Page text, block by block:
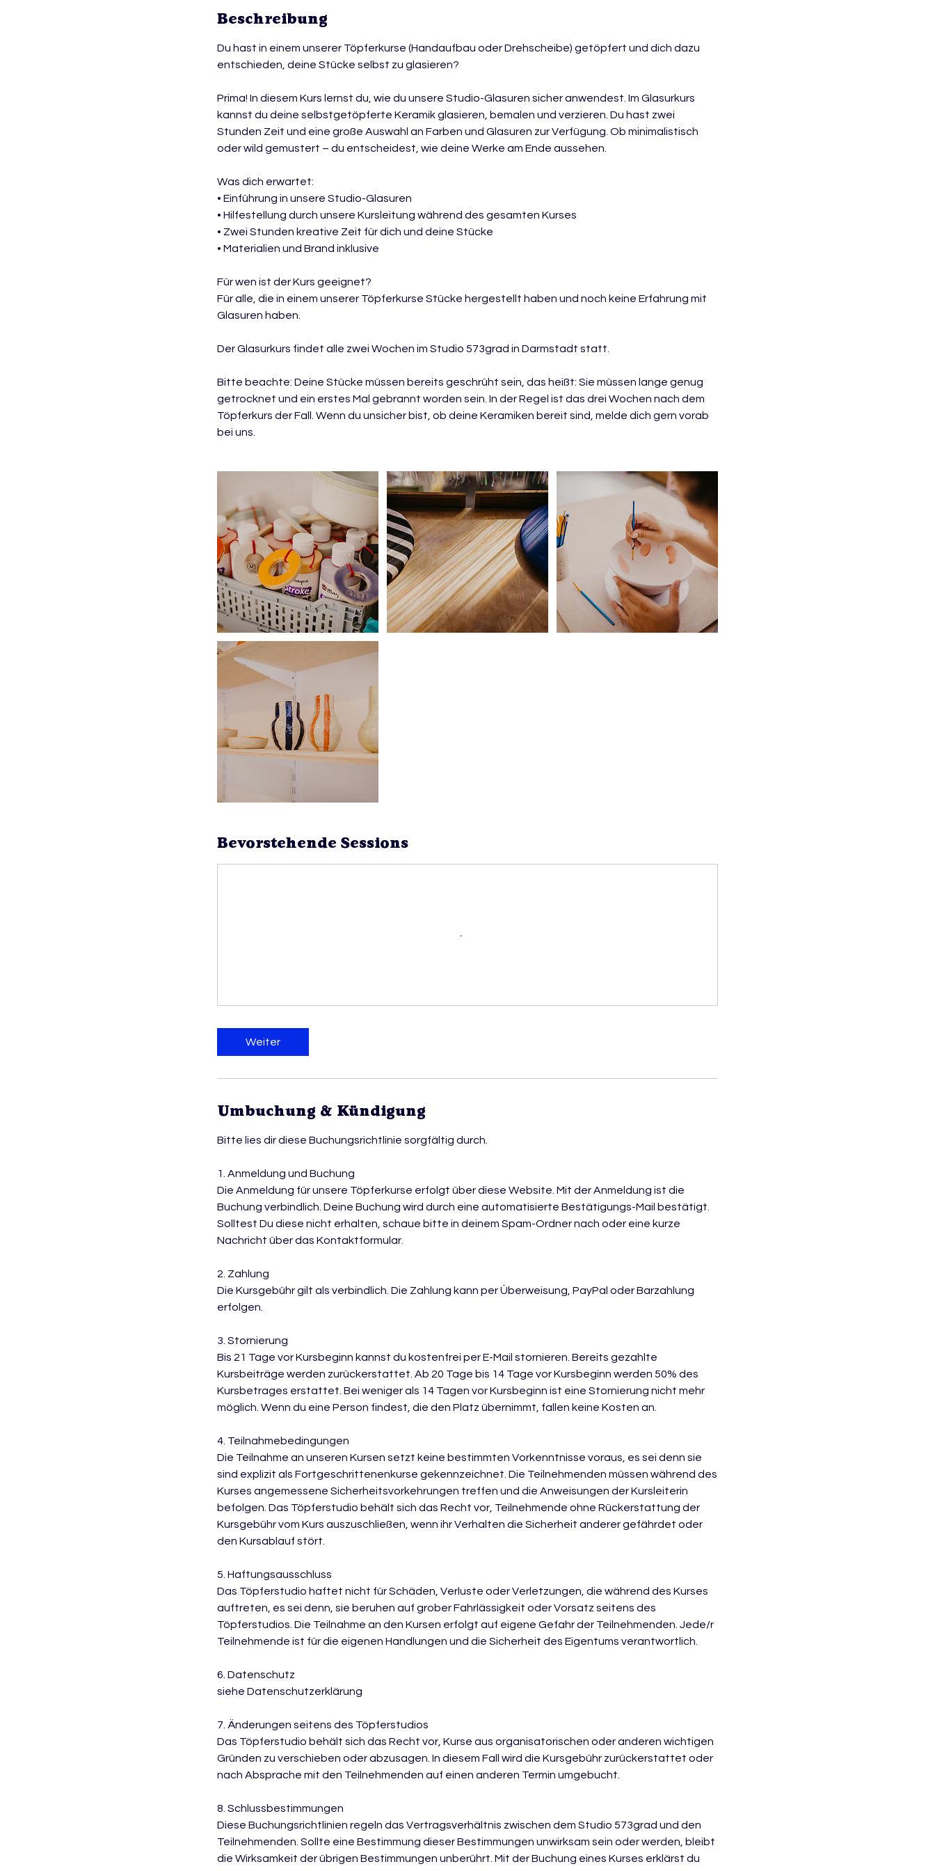
Beschreibung
Du hast in einem unserer Töpferkurse (Handaufbau oder Drehscheibe) getöpfert und dich dazu
entschieden, deine Stücke selbst zu glasieren?
Prima! In diesem Kurs lernst du, wie du unsere Studio-Glasuren sicher anwendest. Im Glasurkurs
kannst du deine selbstgetöpferte Keramik glasieren, bemalen und verzieren. Du hast zwei
Stunden Zeit und eine große Auswahl an Farben und Glasuren zur Verfügung. Ob minimalistisch
oder wild gemustert – du entscheidest, wie deine Werke am Ende aussehen.
Was dich erwartet:
• Einführung in unsere Studio-Glasuren
• Hilfestellung durch unsere Kursleitung während des gesamten Kurses
• Zwei Stunden kreative Zeit für dich und deine Stücke
• Materialien und Brand inklusive
Für wen ist der Kurs geeignet?
Für alle, die in einem unserer Töpferkurse Stücke hergestellt haben und noch keine Erfahrung mit
Glasuren haben.
Der Glasurkurs findet alle zwei Wochen im Studio 573grad in Darmstadt statt.
Bitte beachte: Deine Stücke müssen bereits geschrüht sein, das heißt: Sie müssen lange genug
getrocknet und ein erstes Mal gebrannt worden sein. In der Regel ist das drei Wochen nach dem
Töpferkurs der Fall. Wenn du unsicher bist, ob deine Keramiken bereit sind, melde dich gern vorab
bei uns.
Bevorstehende Sessions
Weiter
Umbuchung & Kündigung
Bitte lies dir diese Buchungsrichtlinie sorgfältig durch.
1. Anmeldung und Buchung
Die Anmeldung für unsere Töpferkurse erfolgt über diese Website. Mit der Anmeldung ist die
Buchung verbindlich. Deine Buchung wird durch eine automatisierte Bestätigungs-Mail bestätigt.
Solltest Du diese nicht erhalten, schaue bitte in deinem Spam-Ordner nach oder eine kurze
Nachricht über das Kontaktformular.
2. Zahlung
Die Kursgebühr gilt als verbindlich. Die Zahlung kann per Überweisung, PayPal oder Barzahlung
erfolgen.
3. Stornierung
Bis 21 Tage vor Kursbeginn kannst du kostenfrei per E-Mail stornieren. Bereits gezahlte
Kursbeiträge werden zurückerstattet. Ab 20 Tage bis 14 Tage vor Kursbeginn werden 50% des
Kursbetrages erstattet. Bei weniger als 14 Tagen vor Kursbeginn ist eine Stornierung nicht mehr
möglich. Wenn du eine Person findest, die den Platz übernimmt, fallen keine Kosten an.
4. Teilnahmebedingungen
Die Teilnahme an unseren Kursen setzt keine bestimmten Vorkenntnisse voraus, es sei denn sie
sind explizit als Fortgeschrittenenkurse gekennzeichnet. Die Teilnehmenden müssen während des
Kurses angemessene Sicherheitsvorkehrungen treffen und die Anweisungen der Kursleiterin
befolgen. Das Töpferstudio behält sich das Recht vor, Teilnehmende ohne Rückerstattung der
Kursgebühr vom Kurs auszuschließen, wenn ihr Verhalten die Sicherheit anderer gefährdet oder
den Kursablauf stört.
5. Haftungsausschluss
Das Töpferstudio haftet nicht für Schäden, Verluste oder Verletzungen, die während des Kurses
auftreten, es sei denn, sie beruhen auf grober Fahrlässigkeit oder Vorsatz seitens des
Töpferstudios. Die Teilnahme an den Kursen erfolgt auf eigene Gefahr der Teilnehmenden. Jede/r
Teilnehmende ist für die eigenen Handlungen und die Sicherheit des Eigentums verantwortlich.
6. Datenschutz
siehe Datenschutzerklärung
7. Änderungen seitens des Töpferstudios
Das Töpferstudio behält sich das Recht vor, Kurse aus organisatorischen oder anderen wichtigen
Gründen zu verschieben oder abzusagen. In diesem Fall wird die Kursgebühr zurückerstattet oder
nach Absprache mit den Teilnehmenden auf einen anderen Termin umgebucht.
8. Schlussbestimmungen
Diese Buchungsrichtlinien regeln das Vertragsverhältnis zwischen dem Studio 573grad und den
Teilnehmenden. Sollte eine Bestimmung dieser Bestimmungen unwirksam sein oder werden, bleibt
die Wirksamkeit der übrigen Bestimmungen unberührt. Mit der Buchung eines Kurses erklärst du